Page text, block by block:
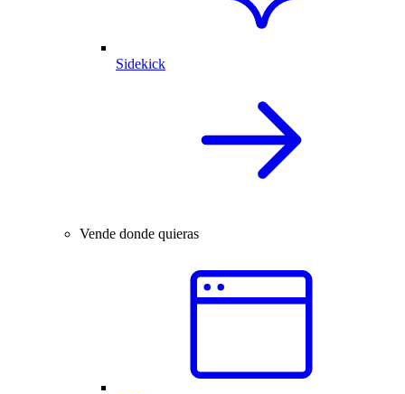
Sidekick
Vende donde quieras